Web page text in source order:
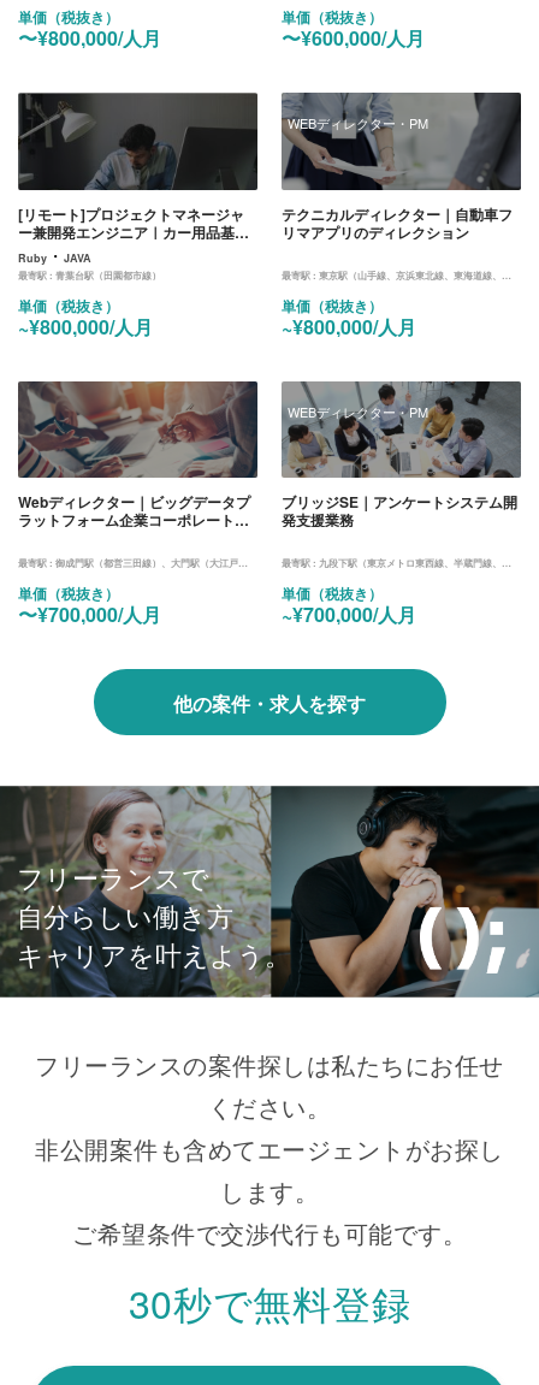
単価（税抜き）
〜¥800,000/人月
単価（税抜き）
〜¥600,000/人月
[リモート]プロジェクトマネージャ
ー兼開発エンジニア｜カー用品基幹
システムのリプレイスのPM/SE業務
Ruby ・ JAVA
最寄駅 : 青葉台駅（田園都市線）
単価（税抜き）
~¥800,000/人月
WEBディレクター・PM
テクニカルディレクター｜自動車フ
リマアプリのディレクション
最寄駅 :東京駅（山手線、京浜東北線、東海道線、中央線、京葉線、丸ノ内線）
単価（税抜き）
~¥800,000/人月
Webディレクター｜ビッグデータプ
ラットフォーム企業コーポレートサ
最寄駅 : 御成門駅（都営三田線）、大門駅（大江戸線、浅草線）、汐留駅（ゆりかもめ）
単価（税抜き）
〜¥700,000/人月
WEBディレクター・PM
ブリッジSE｜アンケートシステム開
発支援業務
最寄駅 : 九段下駅（東京メトロ東西線、半蔵門線、都営新宿線）
単価（税抜き）
~¥700,000/人月
他の案件・求人を探す
フリーランスで
自分らしい働き方
キャリアを叶えよう。
フリーランスの案件探しは私たちにお任せ
ください。
非公開案件も含めてエージェントがお探し
します。
ご希望条件で交渉代行も可能です。
30秒で無料登録